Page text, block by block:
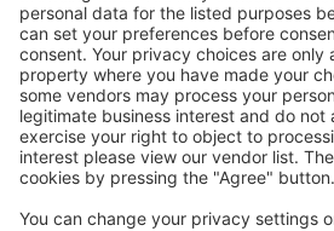
Suunnittele matkasi
Halvat lennot
Kaupunkilomat
Lomamatkat
Majoitus
Lento+Hotelli